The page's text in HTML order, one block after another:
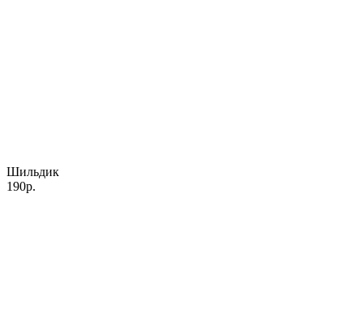
Шильдик
190р.